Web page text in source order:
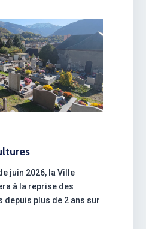
juin 2026, la Ville
à la reprise des
depuis plus de 2 ans sur